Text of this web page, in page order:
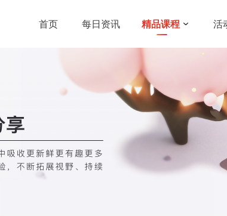
首页 每日资讯 精品课程 活